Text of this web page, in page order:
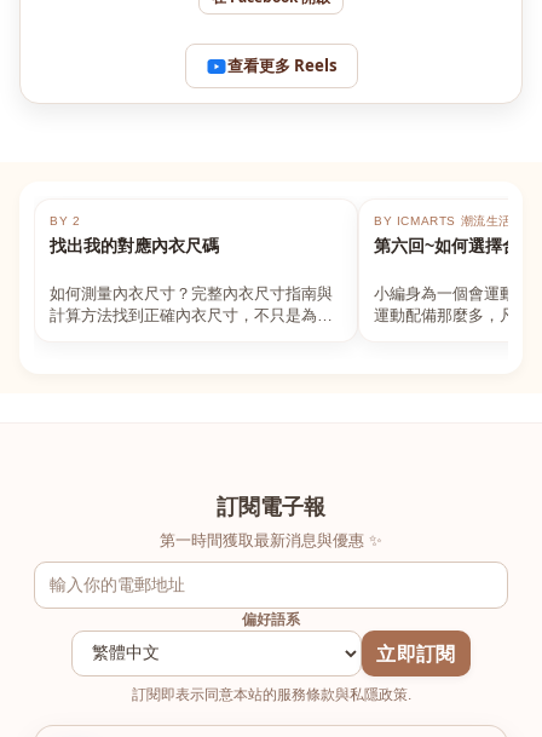
查看更多 Reels
BY 2
找出我的對應內衣尺碼
如何測量內衣尺寸？完整內衣尺寸指南與
計算方法找到正確內衣尺寸，不只是為了
BY ICMARTS 潮流生活百貨
第六回~如何選擇合適
小編身為一個會運動的
運動配備那麼多，凡舉
訂閱電子報
第一時間獲取最新消息與優惠 ✨
偏好語系
立即訂閱
訂閱即表示同意本站的服務條款與私隱政策.